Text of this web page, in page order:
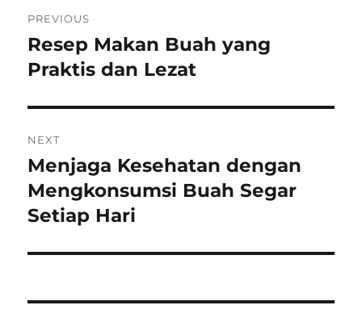
navigation
PREVIOUS
Previous
post:
Resep Makan Buah yang
Praktis dan Lezat
NEXT
Next
post:
Menjaga Kesehatan dengan
Mengkonsumsi Buah Segar
Setiap Hari